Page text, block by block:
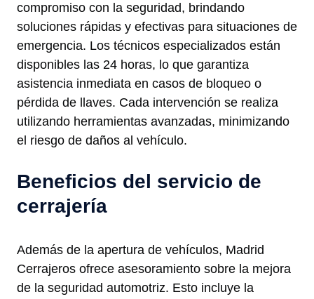
compromiso con la seguridad, brindando
soluciones rápidas y efectivas para situaciones de
emergencia. Los técnicos especializados están
disponibles las 24 horas, lo que garantiza
asistencia inmediata en casos de bloqueo o
pérdida de llaves. Cada intervención se realiza
utilizando herramientas avanzadas, minimizando
el riesgo de daños al vehículo.
Beneficios del servicio de
cerrajería
Además de la apertura de vehículos, Madrid
Cerrajeros ofrece asesoramiento sobre la mejora
de la seguridad automotriz. Esto incluye la